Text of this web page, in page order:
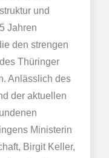
und
Jahren
den strengen
Thüringer
Anlässlich des
der aktuellen
Ministerin
Birgit Keller,